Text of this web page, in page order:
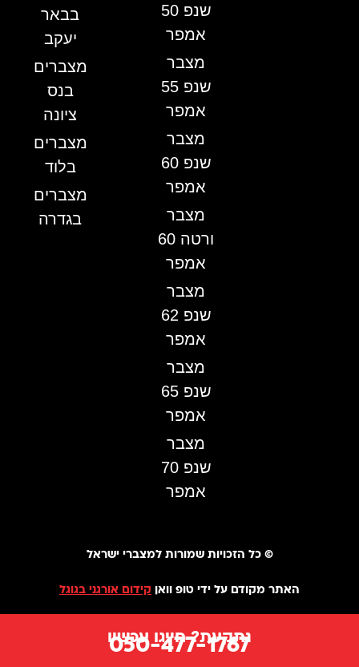
שנפ 50
אמפר
מצבר
שנפ 55
אמפר
מצבר
שנפ 60
אמפר
מצבר
ורטה 60
אמפר
מצבר
שנפ 62
אמפר
מצבר
שנפ 65
אמפר
מצבר
שנפ 70
אמפר
בבאר
יעקב
מצברים
בנס
ציונה
מצברים
בלוד
מצברים
בגדרה
©️ כל הזכויות שמורות למצברי ישראל
האתר מקודם על ידי טופ וואן קידום אורגני בגוגל
נתקעת? חייגו עכשיו
050-477-1767